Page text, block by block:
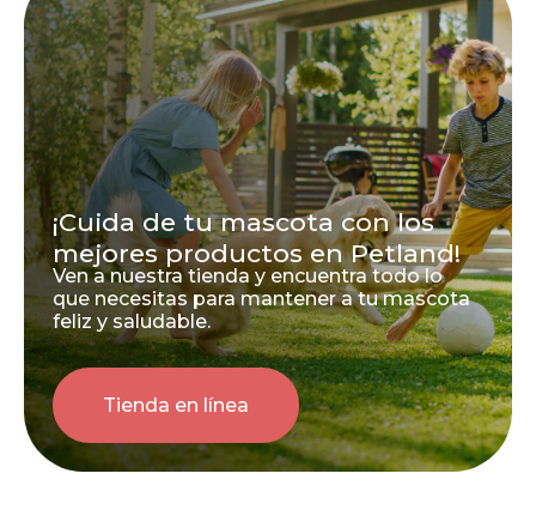
¡Cuida de tu mascota con los
mejores productos en Petland!
Ven a nuestra tienda y encuentra todo lo
que necesitas para mantener a tu mascota
feliz y saludable.
Tienda en línea